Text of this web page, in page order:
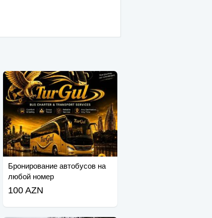
Бронирование автобусов на
любой номер
100 AZN